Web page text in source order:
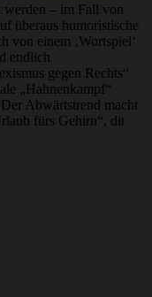
werden – im Fall von
überaus humoristische
von einem ‚Wortspiel‘
endlich
gegen Rechts“
„Hahnenkampf“
Abwärtstrend macht
fürs Gehirn“, dit